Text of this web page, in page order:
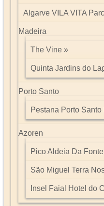
Algarve VILA VITA
Madeira
The Vine
Quinta Jardins do
Porto Santo
Pestana Porto
Azoren
Pico Aldeia Da Fonte
São Miguel Terra
Insel Faial Hotel do